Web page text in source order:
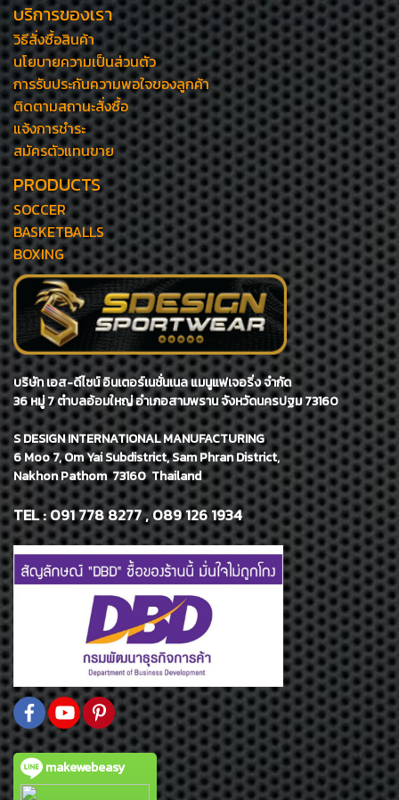
บริการของเรา
วิธีสั่งซื้อสินค้า
นโยบายความเป็นส่วนตัว
การรับประกันความพอใจของลูกค้า
ติดตามสถานะสั่งซื้อ
แจ้งการชำระ
สมัครตัวแทนขาย
PRODUCTS
SOCCER
BASKETBALLS
BOXING
บริษัท เอส-ดีไซน์ อินเตอร์เนชั่นเนล แมนูแฟเจอริ่ง จำกัด
36 หมู่ 7 ตำบลอ้อมใหญ่ อำเภอสามพราน จังหวัดนครปฐม 73160
S DESIGN INTERNATIONAL MANUFACTURING
6 Moo 7, Om Yai Subdistrict, Sam Phran District,
Nakhon Pathom 73160 Thailand
TEL : 091 778 8277 , 089 126 1934
makewebeasy